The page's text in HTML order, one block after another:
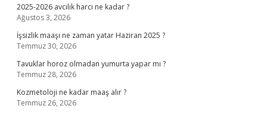
2025-2026 avcılık harcı ne kadar ?
Ağustos 3, 2026
İşsizlik maaşı ne zaman yatar Haziran 2025 ?
Temmuz 30, 2026
Tavuklar horoz olmadan yumurta yapar mı ?
Temmuz 28, 2026
Kozmetoloji ne kadar maaş alır ?
Temmuz 26, 2026